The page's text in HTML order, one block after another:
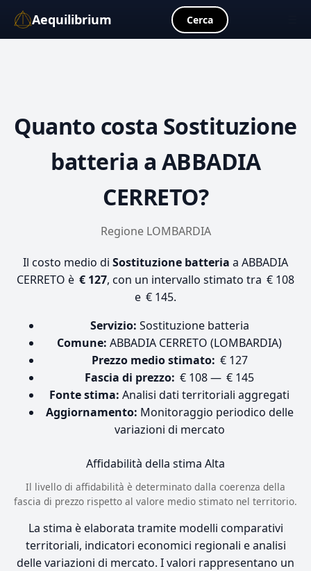
Aequilibrium Cerca
Quanto costa Sostituzione
batteria a ABBADIA
CERRETO?
Regione LOMBARDIA
Il costo medio di Sostituzione batteria a ABBADIA
CERRETO è € 127, con un intervallo stimato tra € 108
e € 145.
Servizio: Sostituzione batteria
Comune: ABBADIA CERRETO (LOMBARDIA)
Prezzo medio stimato: € 127
Fascia di prezzo: € 108 — € 145
Fonte stima: Analisi dati territoriali aggregati
Aggiornamento: Monitoraggio periodico delle
variazioni di mercato
Affidabilità della stima Alta
Il livello di affidabilità è determinato dalla coerenza della
fascia di prezzo rispetto al valore medio stimato nel territorio.
La stima è elaborata tramite modelli comparativi
territoriali, indicatori economici regionali e analisi
delle variazioni di mercato. I valori rappresentano un